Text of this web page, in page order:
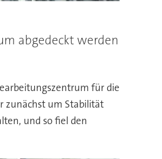
abgedeckt werden
für die
zunächst um Stabilität
und so fiel den